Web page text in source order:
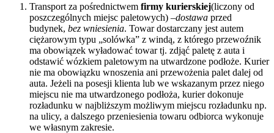
Transport za pośrednictwem firmy kurierskiej(liczony od
poszczególnych miejsc paletowych) –dostawa przed
budynek, bez wniesienia. Towar dostarczany jest autem
ciężarowym typu „solówka” z windą, z którego przewoźnik
ma obowiązek wyładować towar tj. zdjąć paletę z auta i
odstawić wózkiem paletowym na utwardzone podłoże. Kurier
nie ma obowiązku wnoszenia ani przewożenia palet dalej od
auta. Jeżeli na posesji klienta lub we wskazanym przez niego
miejscu nie ma utwardzonego podłoża, kurier dokonuje
rozładunku w najbliższym możliwym miejscu rozładunku np.
na ulicy, a dalszego przeniesienia towaru odbiorca wykonuje
we własnym zakresie.